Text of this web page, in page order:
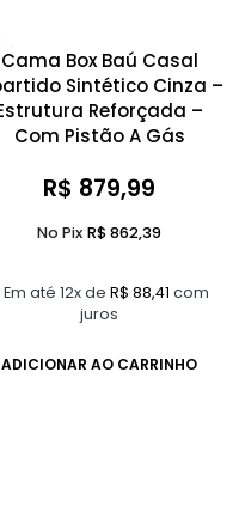
Cama Box Baú Casal
Sintético Cinza –
Reforçada –
Com Pistão A Gás
R$ 879,99
Em até 12x de R$ 88,41 com
juros
No Pix R$862,39
ADICIONAR AO CARRINHO